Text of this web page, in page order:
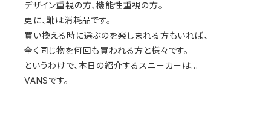
デザイン重視の方、機能性重視の方。
更に、靴は消耗品です。
買い換える時に選ぶのを楽しまれる方もいれば、
全く同じ物を何回も買われる方と様々です。
というわけで、本日の紹介するスニーカーは…
VANSです。